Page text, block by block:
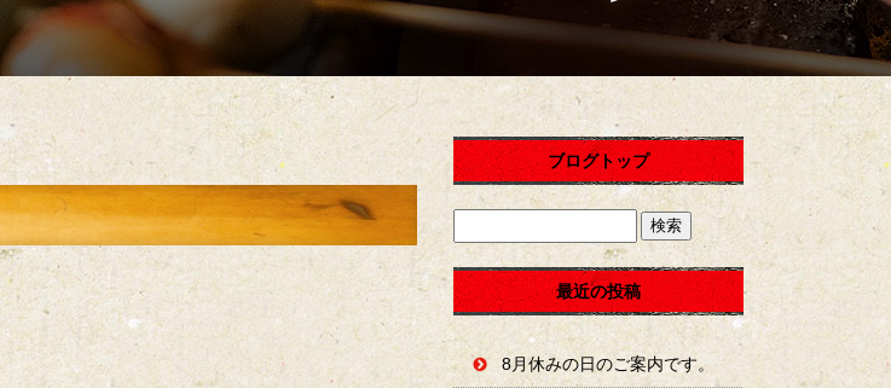
ブログトップ
最近の投稿
8月休みの日のご案内です。